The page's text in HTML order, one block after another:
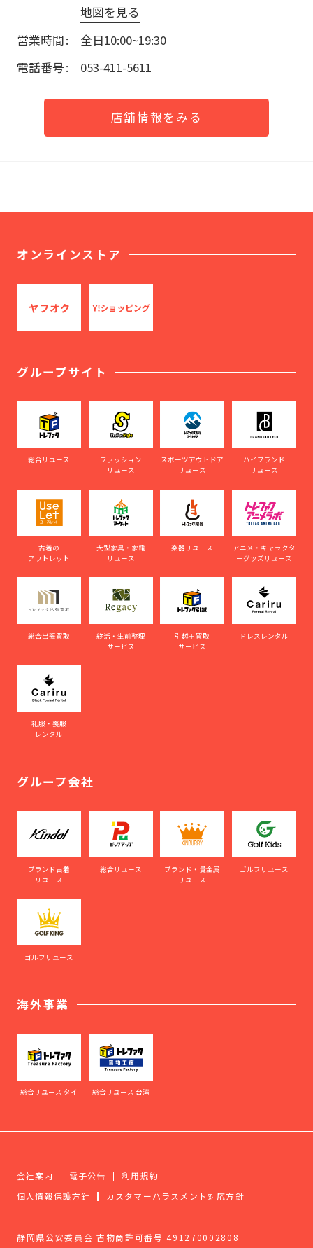
地図を見る
営業時間
全日10:00~19:30
電話番号
053-411-5611
店舗情報をみる
オンラインストア
グループサイト
総合リユース
ファッション
リユース
スポーツアウトドア
リユース
ハイブランド
リユース
古着の
アウトレット
大型家具・家電
リユース
楽器リユース
アニメ・キャラクタ
ーグッズリユース
総合出張買取
終活・生前整理
サービス
引越＋買取
サービス
ドレスレンタル
礼服・喪服
レンタル
グループ会社
ブランド古着
リユース
総合リユース
ブランド・貴金属
リユース
ゴルフリユース
ゴルフリユース
海外事業
総合リユース タイ 総合リユース 台湾
会社案内 電子公告
利用規約
個人情報保護方針
カスタマーハラスメント対応方針
静岡県公安委員会 古物商許可番号 491270002808